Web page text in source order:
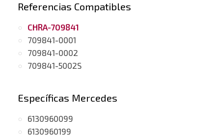
Referencias Compatibles
CHRA-709841
709841-0001
709841-0002
709841-5002S
Específicas Mercedes
6130960099
6130960199